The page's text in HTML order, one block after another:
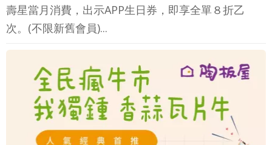
壽星當月消費，出示APP生日券，即享全單８折乙
次。(不限新舊會員)...